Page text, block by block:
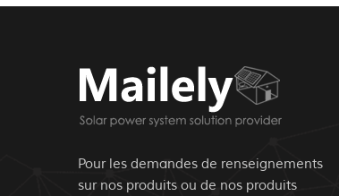
Pour les demandes de renseignements
sur nos produits ou de nos produits